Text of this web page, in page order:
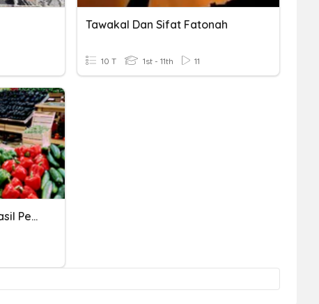
Tawakal Dan Sifat Fatonah
10 T 1st - 11th 11
Sifat-Sifat Komoditas Hasil Pertanian